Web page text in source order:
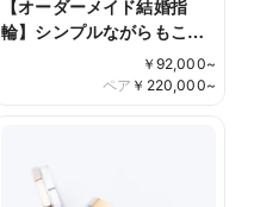
【オーダーメイド結婚指
輪】シンプルながらもこだ
￥ 92,000~
￥ 220,000~
ペア